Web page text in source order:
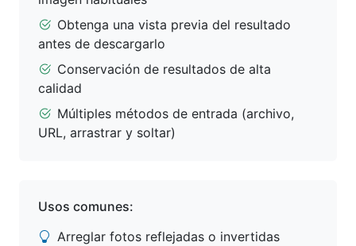
Obtenga una vista previa del resultado
antes de descargarlo
Conservación de resultados de alta
calidad
Múltiples métodos de entrada (archivo,
URL, arrastrar y soltar)
Usos comunes:
Arreglar fotos reflejadas o invertidas